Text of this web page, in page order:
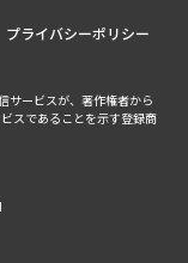
プライバシーポリシー
サービスが、著作権者から
スであることを示す登録商